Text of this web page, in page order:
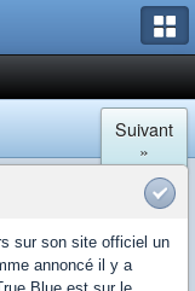
Suivant
»
sur son site officiel un
annoncé il y a